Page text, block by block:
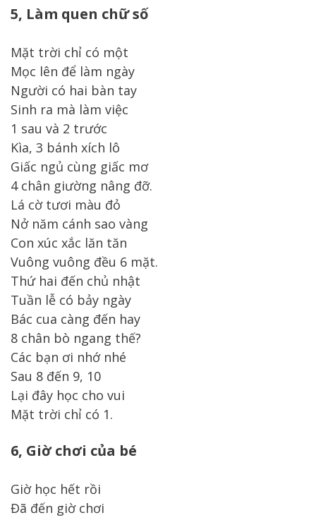
5, Làm quen chữ số
Mặt trời chỉ có một
Mọc lên để làm ngày
Người có hai bàn tay
Sinh ra mà làm việc
1 sau và 2 trước
Kìa, 3 bánh xích lô
Giấc ngủ cùng giấc mơ
4 chân giường nâng đỡ.
Lá cờ tươi màu đỏ
Nở năm cánh sao vàng
Con xúc xắc lăn tăn
Vuông vuông đều 6 mặt.
Thứ hai đến chủ nhật
Tuần lễ có bảy ngày
Bác cua càng đến hay
8 chân bò ngang thế?
Các bạn ơi nhớ nhé
Sau 8 đến 9, 10
Lại đây học cho vui
Mặt trời chỉ có 1.
6, Giờ chơi của bé
Giờ học hết rồi
Đã đến giờ chơi